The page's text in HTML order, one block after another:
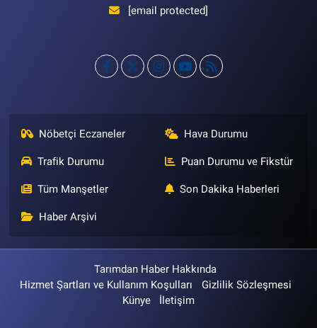
[email protected]
Nöbetçi Eczaneler Hava Durumu
Trafik Durumu Puan Durumu ve Fikstür
Tüm Manşetler Son Dakika Haberleri
Haber Arşivi
Tarımdan Haber Hakkında
Hizmet Şartları ve Kullanım Koşulları
Gizlilik Sözleşmesi
Künye
İletişim